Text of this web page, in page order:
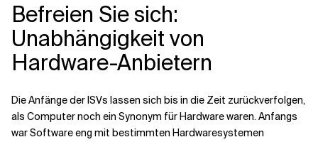
Befreien Sie sich:
Unabhängigkeit von
Hardware-Anbietern
Die Anfänge der ISVs lassen sich bis in die Zeit zurückverfolgen,
als Computer noch ein Synonym für Hardware waren. Anfangs
war Software eng mit bestimmten Hardwaresystemen